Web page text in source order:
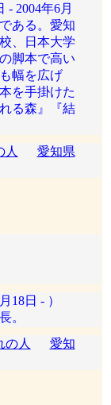
- 2004年6月
ある。愛知
、日本大学
脚本で高い
幅を広げ
を手掛けた
る森』『結
人
愛知県
18日 - ）
。
の人
愛知